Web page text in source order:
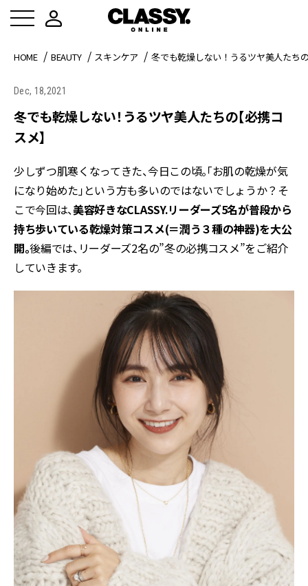
HOME BEAUTY スキンケア 冬でも乾燥しない！うるツヤ美人たち
Dec, 18,2021
冬でも乾燥しない！うるツヤ美人たちの【必携コ
スメ】
少しずつ肌寒くなってきた、今日この頃。「お肌の乾燥が気
になり始めた」という方も多いのではないでしょうか？そ
こで今回は、美容好きなCLASSY.リーダーズ5名が普段から
持ち歩いている乾燥対策コスメ(＝潤う３種の神器)を大公
開。後編では、リーダーズ2名の”冬の必携コスメ”をご紹介
していきます。